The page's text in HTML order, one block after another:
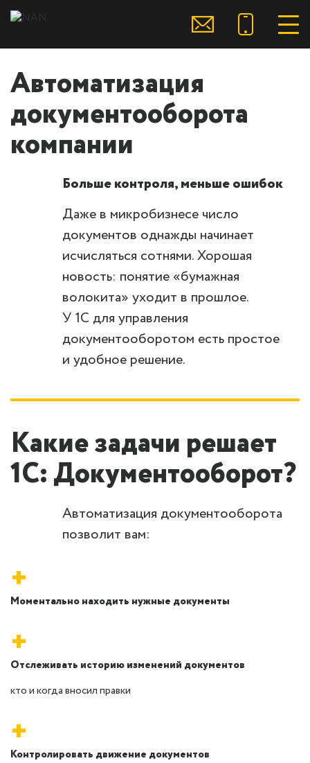
Автоматизация
документооборота
компании
Больше контроля, меньше ошибок
Даже в микробизнесе число
документов однажды начинает
исчисляться сотнями. Хорошая
новость: понятие «бумажная
волокита» уходит в прошлое.
У 1С для управления
документооборотом есть простое
и удобное решение.
Какие задачи решает
1С: Документооборот?
Автоматизация документооборота
позволит вам:
+
Моментально находить нужные документы
+
Отслеживать историю изменений документов
кто и когда вносил правки
+
Контролировать движение документов